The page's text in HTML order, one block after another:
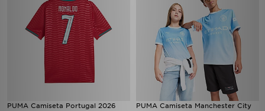
PUMA Camiseta Portugal 2026
PUMA Camiseta Manchester City